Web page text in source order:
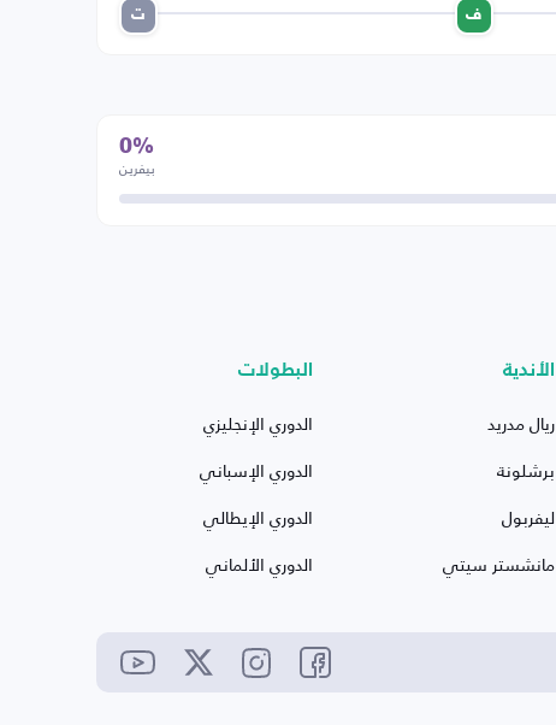
ف ت
0%
بيفرين
الأندية
ريال مدريد
برشلونة
ليفربول
مانشستر سيتي
البطولات
الدوري الإنجليزي
الدوري الإسباني
الدوري الإيطالي
الدوري الألماني